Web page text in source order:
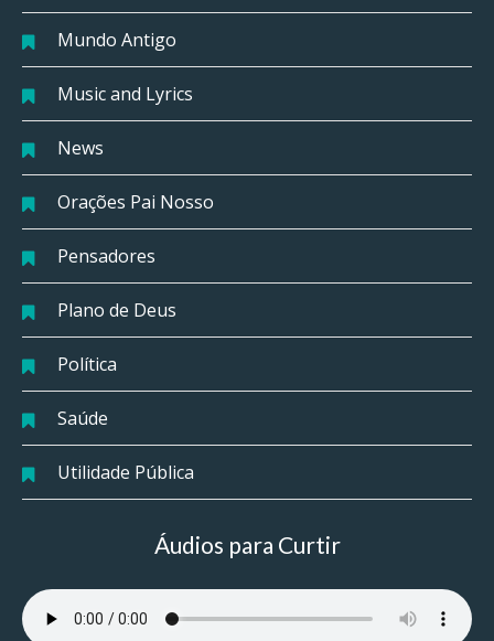
Mundo Antigo
Music and Lyrics
News
Orações Pai Nosso
Pensadores
Plano de Deus
Política
Saúde
Utilidade Pública
Áudios para Curtir